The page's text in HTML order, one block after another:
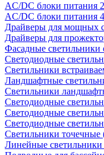
AC/DC блоки питания
AC/DC блоки питания
Драйверы для мощных
Драйверы для
Фасадные светильники
Светодиодные
Светильники
Ландшафтные
Светильники
Светодиодные
Светодиодные
Светодиодные
Светильники точечные
Линейные светильники